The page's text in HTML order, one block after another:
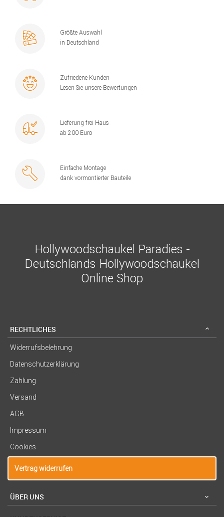
Größte Auswahl
in Deutschland
Zufriedene Kunden
Lesen Sie unsere Bewertungen
Lieferung frei Haus
ab 200 Euro
Einfache Montage
dank vormontierter Bauteile
Hollywoodschaukel Paradies -
Deutschlands Hollywoodschaukel
Online Shop
RECHTLICHES
Widerrufsbelehrung
Datenschutzerklärung
Zahlung
Versand
AGB
Impressum
Cookies
Vertrag widerrufen
ÜBER UNS